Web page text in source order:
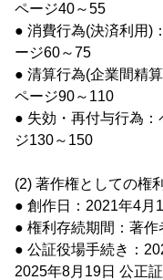
ページ40～55
● 消費行為(決済利用)
ージ60～75
● 清算行為(企業間精
ページ90～110
● 失効・再付与行為
ジ130～150
(2) 著作権としての権
● 創作日：2021年4月
● 権利存続期間：著
● 公証役場手続き：
2025年8月19日 公正